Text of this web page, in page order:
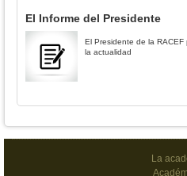
El Informe del Presidente
El Presidente de la
la actualidad
La